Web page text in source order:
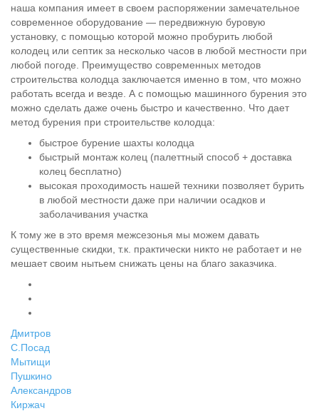
наша компания имеет в своем распоряжении замечательное
современное оборудование — передвижную буровую
установку, с помощью которой можно пробурить любой
колодец или септик за несколько часов в любой местности при
любой погоде. Преимущество современных методов
строительства колодца заключается именно в том, что можно
работать всегда и везде. А с помощью машинного бурения это
можно сделать даже очень быстро и качественно. Что дает
метод бурения при строительстве колодца:
быстрое бурение шахты колодца
быстрый монтаж колец (палеттный способ + доставка
колец бесплатно)
высокая проходимость нашей техники позволяет бурить
в любой местности даже при наличии осадков и
заболачивания участка
К тому же в это время межсезонья мы можем давать
существенные скидки, т.к. практически никто не работает и не
мешает своим нытьем снижать цены на благо заказчика.
Дмитров
С.Посад
Мытищи
Пушкино
Александров
Киржач